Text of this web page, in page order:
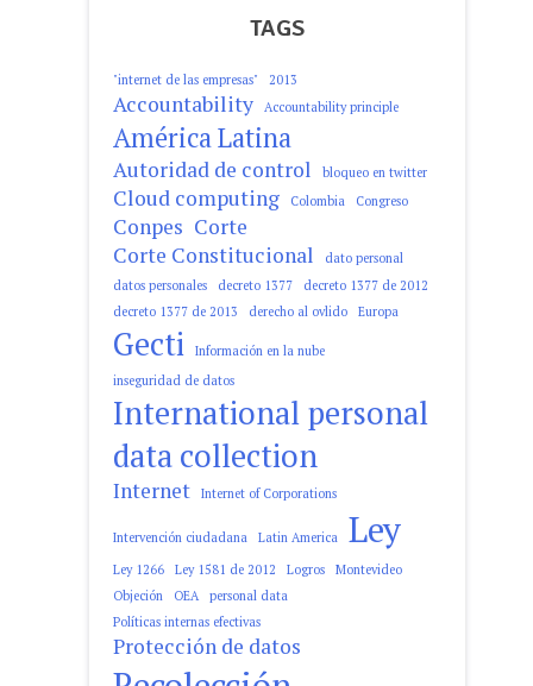
TAGS
"internet de las empresas" 2013
Accountability Accountability principle
América Latina
Autoridad de control bloqueo en twitter
Cloud computing Colombia Congreso
Conpes Corte
Corte Constitucional
dato personal
datos personales
decreto 1377
decreto 1377 de 2012
decreto 1377 de 2013
derecho al ovlido Europa
Gecti
Información en la nube
inseguridad de datos
International personal
data collection
Internet Internet of Corporations
Intervención ciudadana Latin America Ley
Ley 1266 Ley 1581 de 2012 Logros
Montevideo
Objeción
OEA
personal data
Políticas internas efectivas
Protección de datos